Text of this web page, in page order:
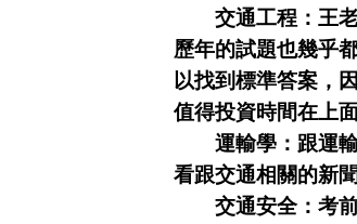
交通工程： 王
歷年的試題也幾乎
以找到標準答案，
值得投資時間在上面
運輸學： 跟運
看跟交通相關的新
交通安全： 考